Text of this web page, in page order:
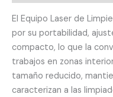
El Equipo Laser de
por su portabilidad,
compacto, lo que la
trabajos en zonas
tamaño reducido,
caracterizan a las